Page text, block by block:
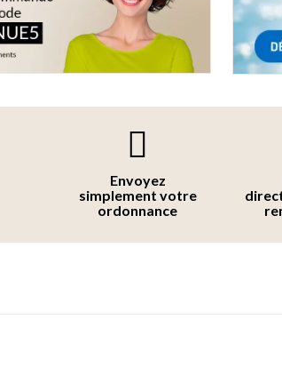
Envoyez
simplement votre
ordonnance